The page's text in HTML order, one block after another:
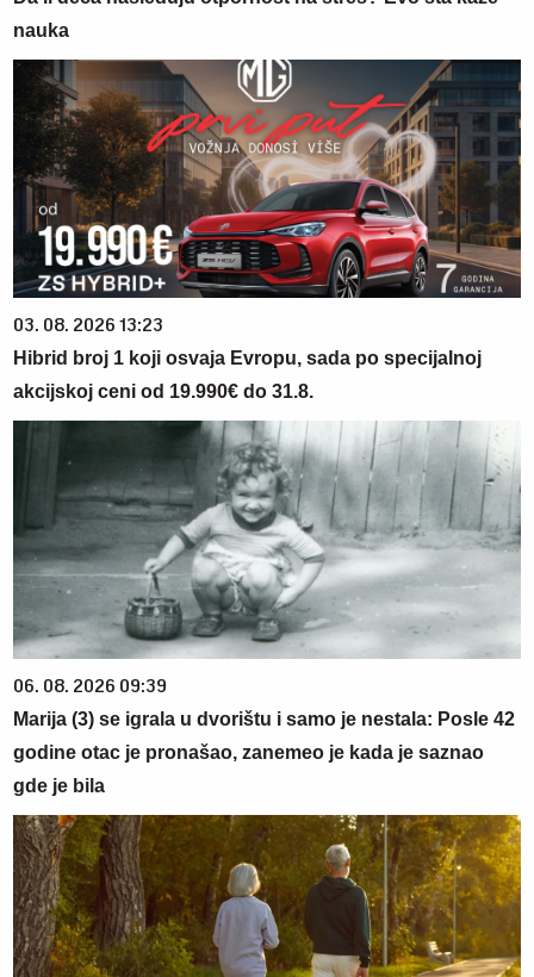
nauka
03. 08. 2026 13:23
Hibrid broj 1 koji osvaja Evropu, sada po specijalnoj
akcijskoj ceni od 19.990€ do 31.8.
06. 08. 2026 09:39
Marija (3) se igrala u dvorištu i samo je nestala: Posle 42
godine otac je pronašao, zanemeo je kada je saznao
gde je bila